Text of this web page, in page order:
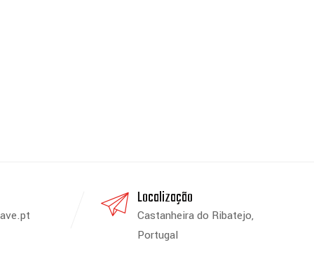
Localização
Castanheira do Ribatejo,
Portugal